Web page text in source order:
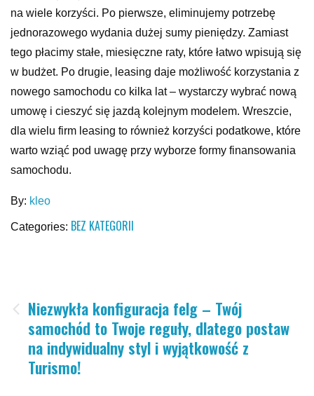
na wiele korzyści. Po pierwsze, eliminujemy potrzebę
jednorazowego wydania dużej sumy pieniędzy. Zamiast
tego płacimy stałe, miesięczne raty, które łatwo wpisują się
w budżet. Po drugie, leasing daje możliwość korzystania z
nowego samochodu co kilka lat – wystarczy wybrać nową
umowę i cieszyć się jazdą kolejnym modelem. Wreszcie,
dla wielu firm leasing to również korzyści podatkowe, które
warto wziąć pod uwagę przy wyborze formy finansowania
samochodu.
By: kleo
Categories: BEZ KATEGORII
Nawigacja
wpisu
Niezwykła konfiguracja felg – Twój
samochód to Twoje reguły, dlatego postaw
na indywidualny styl i wyjątkowość z
Turismo!